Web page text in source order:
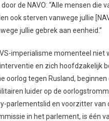
de NAVO: “Alle mensen die
ook sterven vanwege jullie
jullie gebrek aan eenheid.”
imperialisme momenteel niet
en zich hoofdzakelijk
oorlog tegen Rusland,
luider op de
parlementslid en voorzitter van
in het parlement, is één